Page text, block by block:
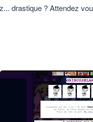
drastique ? Attendez